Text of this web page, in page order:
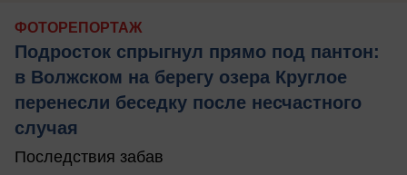
ФОТОРЕПОРТАЖ
Подросток спрыгнул прямо под пантон:
в Волжском на берегу озера Круглое
перенесли беседку после несчастного
случая
Последствия забав